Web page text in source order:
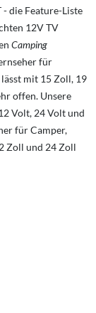
- die Feature-Liste
12V TV
Camping
für
mit 15 Zoll, 19
offen. Unsere
Volt, 24 Volt und
für Camper,
Zoll und 24 Zoll